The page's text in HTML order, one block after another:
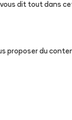
vous dit tout dans
proposer du